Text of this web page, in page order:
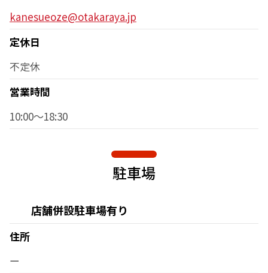
kanesueoze@otakaraya.jp
定休日
不定休
営業時間
10:00～18:30
駐車場
店舗併設駐車場有り
住所
ー